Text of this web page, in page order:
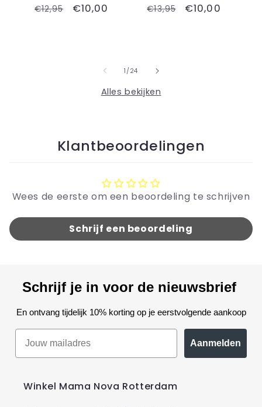
Normale
€12,95 Aanbiedingsprijs
€10,00
Normale
€13,95 €10,00
1 / van
24
Alles bekijken
Klantbeoordelingen
Wees de eerste om een beoordeling te schrijven
Schrijf een beoordeling
Schrijf je in voor de nieuwsbrief
En ontvang tijdelijk 10% korting op je eerstvolgende aankoop
Aanmelden
Winkel Mama Nova Rotterdam